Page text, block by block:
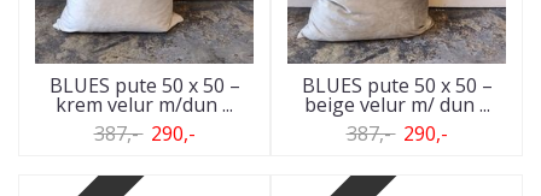
BLUES pute 50 x 50 –
krem velur m/dun ...
387,- 290,-
BLUES pute 50 x 50 –
beige velur m/ dun ...
387,- 290,-